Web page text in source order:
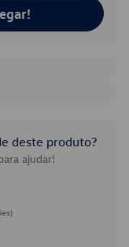
deste produto?
ajudar!